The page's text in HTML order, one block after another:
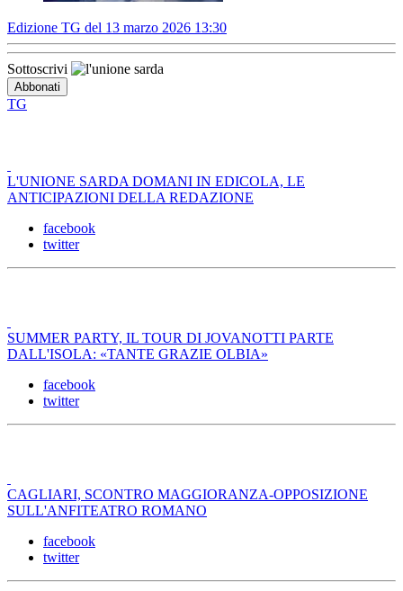
Edizione TG del 13 marzo 2026 13:30
Sottoscrivi
TG
L'UNIONE SARDA DOMANI IN EDICOLA, LE
ANTICIPAZIONI DELLA REDAZIONE
facebook
twitter
SUMMER PARTY, IL TOUR DI JOVANOTTI PARTE
DALL'ISOLA: «TANTE GRAZIE OLBIA»
facebook
twitter
CAGLIARI, SCONTRO MAGGIORANZA-OPPOSIZIONE
SULL'ANFITEATRO ROMANO
facebook
twitter